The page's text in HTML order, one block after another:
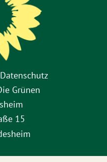
Datenschutz
Grünen
15